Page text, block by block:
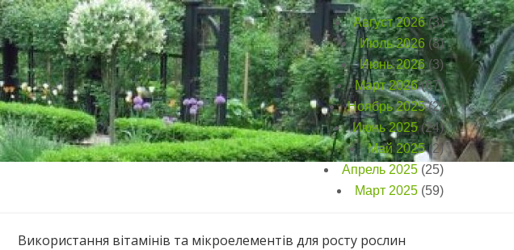
Август 2026(3)
Июль 2026 (8)
Июнь 2026(3)
Март 2026(67)
Ноябрь 2025(2)
Июнь 2025(24)
Май 2025(2)
Апрель 2025 (25)
Март 2025 (59)
Використання вітамінів та мікроелементів для росту рослин